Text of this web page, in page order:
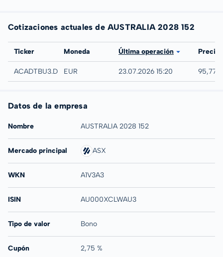
Cotizaciones actuales de AUSTRALIA 2028 152
Bolsa
Ticker Moneda Última operación Precio
Düsseldorf
ACADTBU3.DUSBEUR 23.07.2026 15:20 95,77
Datos de la empresa
Nombre AUSTRALIA 2028 152
Mercado principal ASX
WKN A1V3A3
ISIN AU000XCLWAU3
Tipo de valor Bono
Cupón 2,75 %